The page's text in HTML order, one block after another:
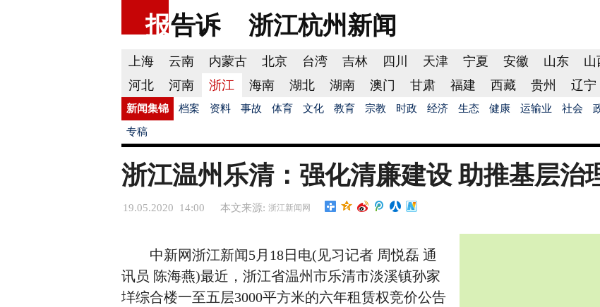
报告诉 浙江杭州 新闻
上海 云南 内蒙古 北京 台湾 吉林 四川 天津 宁夏 安徽 山东 山
河北
河南 浙江 海南 湖北 湖南 澳门 甘肃 福建 西藏 贵州 辽宁
新闻集锦 档案 资料 事故 体育 文化 教育 宗教 时政 经济 生态 健康 运输业 社会
专稿
浙江温州乐清：强化清廉建设 助推基层治
19.05.2020 14:00 本文来源: 浙江新闻网
中新网浙江新闻5月18日电(见习记者 周悦磊 通
讯员 陈海燕)最近，浙江省温州市乐清市淡溪镇孙家
垟综合楼一至五层3000平方米的六年租赁权竞价公告